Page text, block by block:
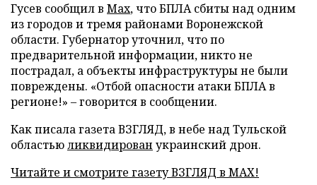
Гусев сообщил в Max, что БПЛА сбиты над одним
из городов и тремя районами Воронежской
области. Губернатор уточнил, что по
предварительной информации, никто не
пострадал, а объекты инфраструктуры не были
повреждены. «Отбой опасности атаки БПЛА в
регионе!» – говорится в сообщении.
Как писала газета ВЗГЛЯД, в небе над Тульской
областьюликвидирован украинский дрон.
Читайте и смотрите газету ВЗГЛЯД в MAX!